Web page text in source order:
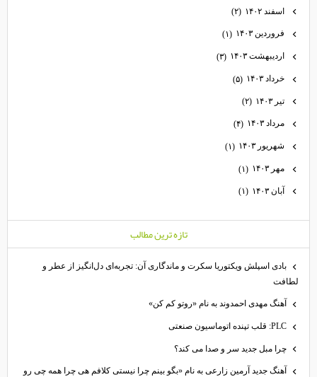
اسفند ۱۴۰۲ (۲)
فروردین ۱۴۰۳ (۱)
اردیبهشت ۱۴۰۳ (۳)
خرداد ۱۴۰۳ (۵)
تیر ۱۴۰۳ (۲)
مرداد ۱۴۰۳ (۴)
شهریور ۱۴۰۳ (۱)
مهر ۱۴۰۳ (۱)
آبان ۱۴۰۳ (۱)
تازه ترين مطالب
بادی اسپلش ویکتوریا سکرت و ماندگاری آن: تجربه‌ای دل‌انگیز از عطر و
آهنگ مهدی احمدوند به نام «روتو کم کن»
PLC: قلب تپنده اتوماسیون صنعتی
چرا مبل جدید سر و صدا می کند؟
آهنگ جدید آرمین زارعی به نام «بگو بینم چرا نیستی کلافم هی چرا همه چی رو